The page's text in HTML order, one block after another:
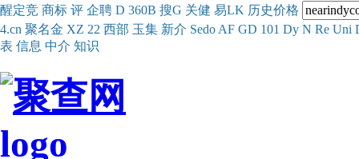
醒定竞 商标 评 企聘 D 360B 搜G 关健 易LK 历史价格
4.cn 聚名金 XZ 22 西部 玉集 新介 Sedo AF GD 101 Dy N Re Uni
表 信息 中介 知识